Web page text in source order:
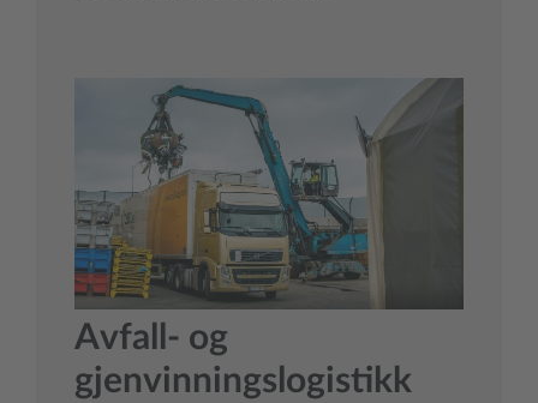
Avfall- og
gjenvinningslogistikk